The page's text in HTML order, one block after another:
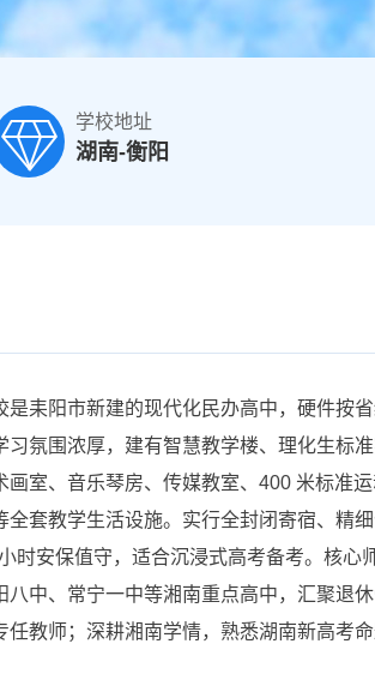
学校地址
湖南-衡阳
阳市新建的现代化民办高中，硬件按省
习氛围浓厚，建有智慧教学楼、理化生标
画室、音乐琴房、传媒教室、400 米标准
全套教学生活设施。实行全封闭寄宿、精
时安保值守，适合沉浸式高考备考。核心
八中、常宁一中等湘南重点高中，汇聚退
任教师；深耕湘南学情，熟悉湖南新高考